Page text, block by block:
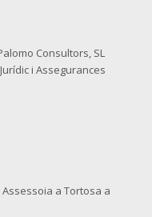
Consultors, SL
i Assegurances
a Tortosa a